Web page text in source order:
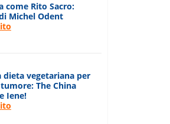
come Rito Sacro:
Michel Odent
dieta vegetariana per
The China
Iene!